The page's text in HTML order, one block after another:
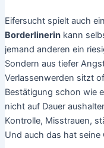
Eifersucht spielt auch
Borderlinerinkann
jemand anderen ein
Sondern aus tiefer
Verlassenwerden sitzt
Bestätigung schon wie
nicht auf Dauer
Kontrolle, Misstrauen,
Und auch das hat seine